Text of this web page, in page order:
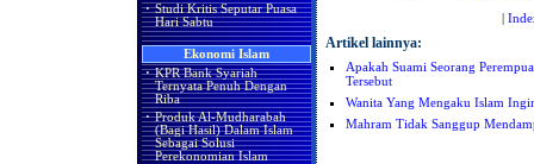
· Studi Kritis Seputar Puasa
Hari Sabtu
Ekonomi Islam
· KPR Bank Syariah
Ternyata Penuh Dengan
Riba
· Produk Al-Mudharabah
(Bagi Hasil) Dalam Islam
Sebagai Solusi
Perekonomian Islam
|
Artikel lainnya:
Apakah Suami Seorang
Tersebut
Wanita Yang Mengaku Islam
Mahram Tidak Sanggup